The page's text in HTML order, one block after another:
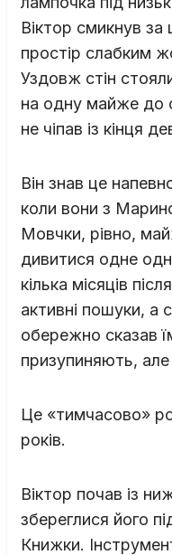
Віктор смикнув за
простір слабким
Уздовж стін
на одну майже до
не чіпав із кінця
Він знав це
коли вони з
Мовчки, рівно,
дивитися одне
кілька місяців
активні пошуки, а
обережно сказав
призупиняють,
Це «тимчасово»
років.
Віктор почав із
збереглися його
Книжки.